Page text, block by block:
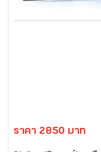
ราคา 2850 บาท